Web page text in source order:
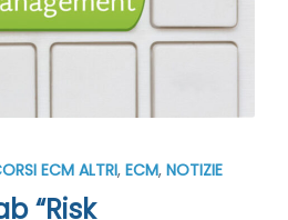
ECM ALTRI, ECM, NOTIZIE
“Risk